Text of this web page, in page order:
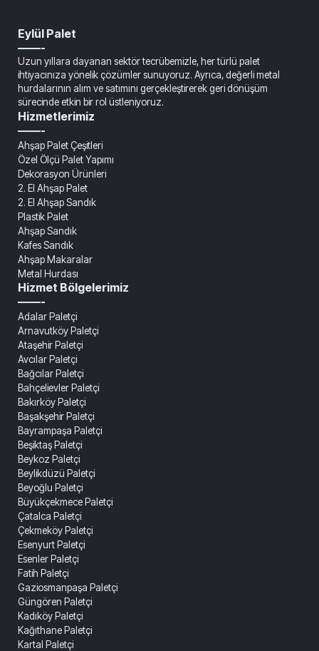
Eylül Palet
——-
Uzun yıllara dayanan sektör tecrübemizle, her türlü palet
ihtiyacınıza yönelik çözümler sunuyoruz. Ayrıca, değerli metal
hurdalarının alım ve satımını gerçekleştirerek geri dönüşüm
sürecinde etkin bir rol üstleniyoruz.
Hizmetlerimiz
——-
Ahşap Palet Çeşitleri
Özel Ölçü Palet Yapımı
Dekorasyon Ürünleri
2. El Ahşap Palet
2. El Ahşap Sandık
Plastik Palet
Ahşap Sandık
Kafes Sandık
Ahşap Makaralar
Metal Hurdası
Hizmet Bölgelerimiz
——-
Adalar Paletçi
Arnavutköy Paletçi
Ataşehir Paletçi
Avcılar Paletçi
Bağcılar Paletçi
Bahçelievler Paletçi
Bakırköy Paletçi
Başakşehir Paletçi
Bayrampaşa Paletçi
Beşiktaş Paletçi
Beykoz Paletçi
Beylikdüzü Paletçi
Beyoğlu Paletçi
Büyükçekmece Paletçi
Çatalca Paletçi
Çekmeköy Paletçi
Esenyurt Paletçi
Esenler Paletçi
Fatih Paletçi
Gaziosmanpaşa Paletçi
Güngören Paletçi
Kadıköy Paletçi
Kağıthane Paletçi
Kartal Paletçi